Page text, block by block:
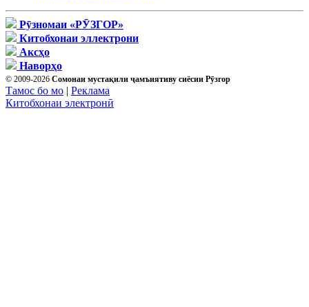
Рӯзномаи «РӮЗГОР»
Китобхонаи эллектрони
Аксҳо
Наворҳо
© 2009-2026 Сомонаи мустақили ҷамъиятиву сиёсии Рӯзгор
Тамос бо мо | Реклама
Китобхонаи электронӣ